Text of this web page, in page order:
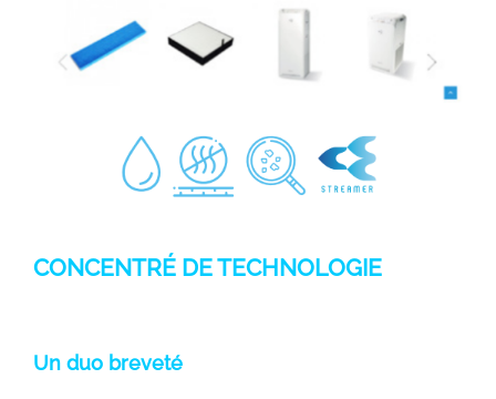
CONCENTRÉ DE TECHNOLOGIE
Un duo breveté